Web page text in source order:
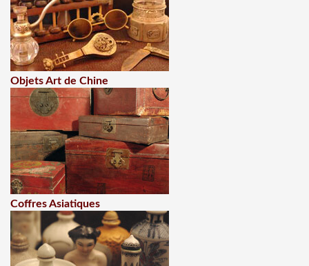
Objets Art de Chine
Coffres Asiatiques